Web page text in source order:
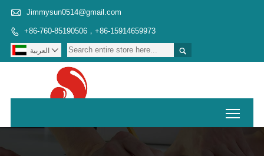
 Jimmysun0514@gmail.com
 +86-760-85190506，+86-15914659973
 العربية 